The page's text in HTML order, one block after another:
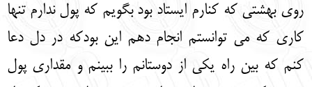
روی بهشتی که کنارم ایستاد بود بگویم که پول ندارم تنها
کاری که می توانستم انجام دهم این بودکه در دل دعا
کنم که بین راه یکی از دوستانم را ببینم و مقداری پول